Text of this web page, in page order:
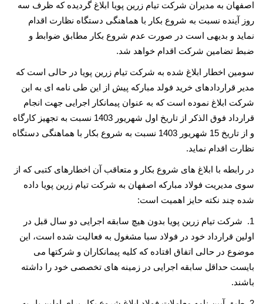
اصفهان به مدیران شرکت تیام زرین پویا ابلاغ گردیده که ظرف سه
روز آینده نسبت به شروع بکار با هماهنگی دستگاه نظارت اقدام
نماید و بدیهی است در صورت عدم شروع بکار مطابق ضوابط و
ضبط تضامین شرکت اقدام خواهد شد.
سومین اخطار ابلاغ شده به شرکت تیام زرین پویا در حالی است که
مدیر قراردادهای خرید فولد مبارکه پیش از این طی نامه ای به این
شرکت ابلاغ نموده است که به عنوان پیمانکار اجرایی جهت انجام
قرارداد فوق الذکر از تاریخ اول شهریور 1403 نسبت به تجهیز کارگاه
و از تاریخ 15 شهریور 1403 نسبت به شروع بکار با هماهنگی دستگاه
نظارت اقدام نماید.
در رابطه با ابلاغ های شروع بکار و متعاقب آن اخطارهای کتبی که از
سوی مدیریت فولاد مبارکه اصفهان به شرکت تیام زرین پویا داده
شده چند نکته حایز اهمیت است:
1.
شرکت تیام زرین پویا بدون هیچ سابقه اجرایی دو سال قبل در
اولین قرارداد خود در فولاد سبا مشغول به فعالیت شده است، این
موضوع در حالی اتفاق افتاده که کلیه پیمانکاران و شرکتها می
بایست حداقل سابقه اجرایی در زمینه های تخصصی خود را داشته
باشند.